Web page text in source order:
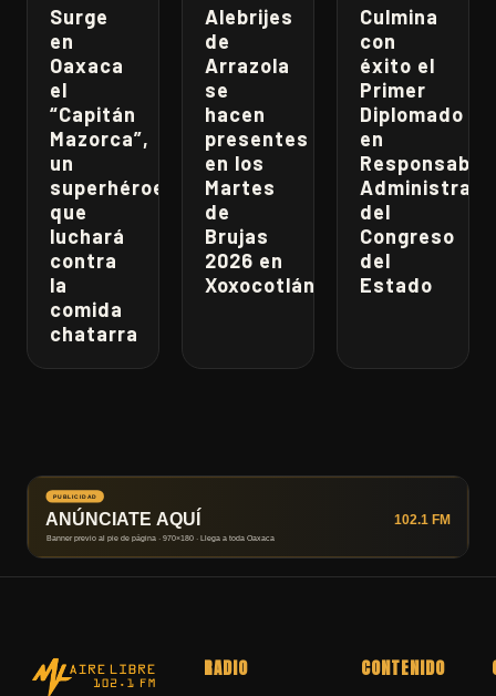
Surge
en
Oaxaca
el
“Capitán
Mazorca”,
un
superhéroe
que
luchará
contra
la
comida
chatarra
Alebrijes
de
Arrazola
se
hacen
presentes
en los
Martes
de
Brujas
2026 en
Xoxocotlán
Culmina
con
éxito el
Primer
Diplomado
en
del
Congreso
del
Estado
RADIO CONTENIDO